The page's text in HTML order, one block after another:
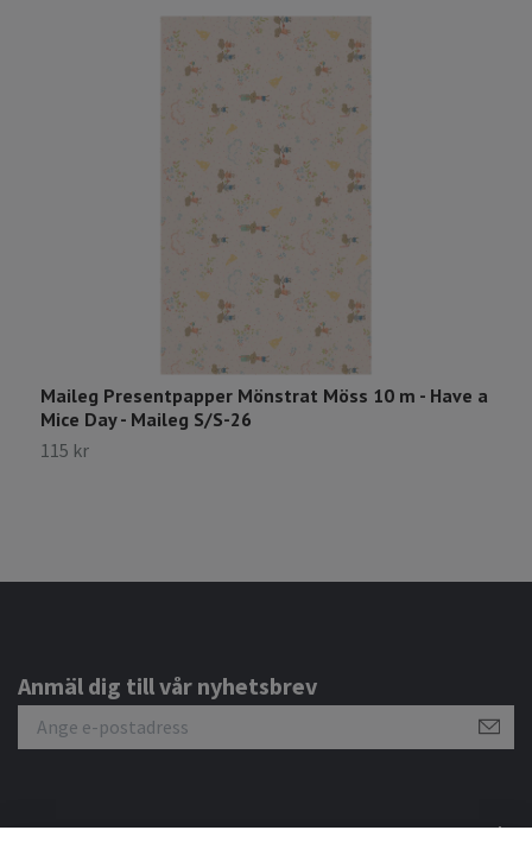
Maileg Presentpapper Mönstrat Möss 10 m - Have a
Mice Day - Maileg S/S-26
115 kr
Anmäl dig till vår nyhetsbrev